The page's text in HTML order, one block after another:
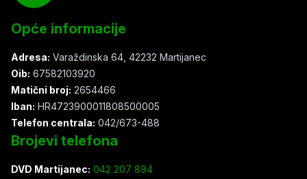
Opće informacije
Adresa: Varaždinska 64, 42232 Martijanec
Oib: 67582103920
Matični broj: 2654466
Iban: HR4723900011808500005
Telefon centrala: 042/673-488
Brojevi telefona
DVD Martijanec: 042 207 894